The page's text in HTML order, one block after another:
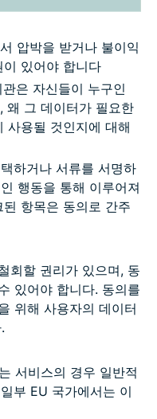
압박을 받거나 불이익
있어야 합니다
은 자신들이 누구인
왜 그 데이터가 필요한
사용될 것인지에 대해
하거나 서류를 서명하
행동을 통해 이루어져
항목은 동의로 간주
회할 권리가 있으며, 동
있어야 합니다. 동의를
위해 사용자의 데이터
서비스의 경우 일반적
부 EU 국가에서는 이